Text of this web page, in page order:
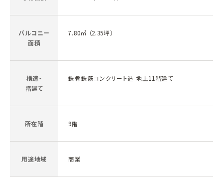
バルコニー
面積
7.80㎡ （2.35坪）
構造・
階建て
鉄骨鉄筋コンクリート造 地上11階建て
所在階 9階
用途地域 商業